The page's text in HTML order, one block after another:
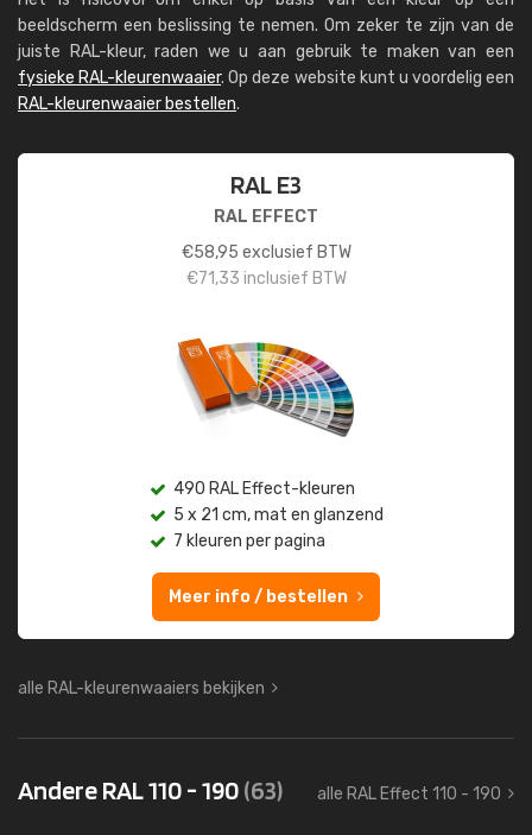
beeldscherm een beslissing te nemen. Om zeker te zijn van de
juiste RAL-kleur, raden we u aan gebruik te maken van een
fysieke RAL-kleurenwaaier. Op deze website kunt u voordelig een
RAL-kleurenwaaier bestellen.
RAL E3
RAL EFFECT
€58,95 exclusief BTW
€71,33 inclusief BTW
490 RAL Effect-kleuren
5 x 21 cm, mat en glanzend
7 kleuren per pagina
Meer info / bestellen
alle RAL-kleurenwaaiers bekijken
Andere RAL 110 - 190(63) alle RAL Effect 110 - 190